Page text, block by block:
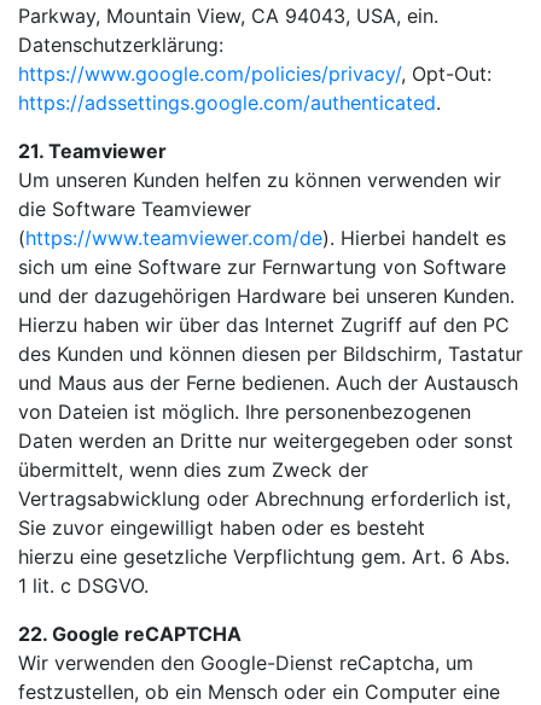
Parkway, Mountain View, CA 94043, USA, ein.
Datenschutzerklärung:
https://www.google.com/policies/privacy/, Opt-Out:
https://adssettings.google.com/authenticated.
21. Teamviewer
Um unseren Kunden helfen zu können verwenden wir
die Software Teamviewer
(https://www.teamviewer.com/de). Hierbei handelt es
sich um eine Software zur Fernwartung von Software
und der dazugehörigen Hardware bei unseren Kunden.
Hierzu haben wir über das Internet Zugriff auf den PC
des Kunden und können diesen per Bildschirm, Tastatur
und Maus aus der Ferne bedienen. Auch der Austausch
von Dateien ist möglich. Ihre personenbezogenen
Daten werden an Dritte nur weitergegeben oder sonst
übermittelt, wenn dies zum Zweck der
Vertragsabwicklung oder Abrechnung erforderlich ist,
Sie zuvor eingewilligt haben oder es besteht
hierzu eine gesetzliche Verpflichtung gem. Art. 6 Abs.
1 lit. c DSGVO.
22. Google reCAPTCHA
Wir verwenden den Google-Dienst reCaptcha, um
festzustellen, ob ein Mensch oder ein Computer eine